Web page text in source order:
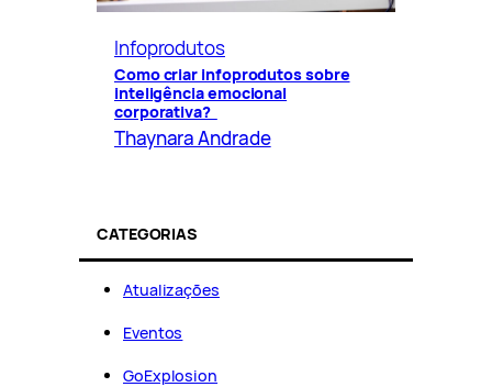
Infoprodutos
Como criar infoprodutos sobre
inteligência emocional
corporativa?
Thaynara Andrade
CATEGORIAS
Atualizações
Eventos
GoExplosion